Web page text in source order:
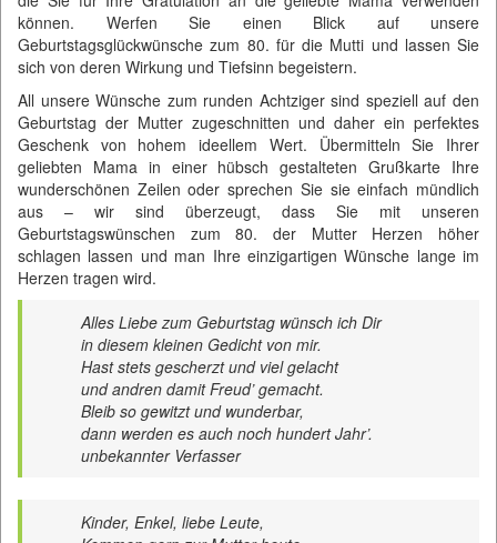
können. Werfen Sie einen Blick auf unsere
Geburtstagsglückwünsche zum 80. für die Mutti und lassen Sie
sich von deren Wirkung und Tiefsinn begeistern.
All unsere Wünsche zum runden Achtziger sind speziell auf den
Geburtstag der Mutter zugeschnitten und daher ein perfektes
Geschenk von hohem ideellem Wert. Übermitteln Sie Ihrer
geliebten Mama in einer hübsch gestalteten Grußkarte Ihre
wunderschönen Zeilen oder sprechen Sie sie einfach mündlich
aus – wir sind überzeugt, dass Sie mit unseren
Geburtstagswünschen zum 80. der Mutter Herzen höher
schlagen lassen und man Ihre einzigartigen Wünsche lange im
Herzen tragen wird.
Alles Liebe zum Geburtstag wünsch ich Dir
in diesem kleinen Gedicht von mir.
Hast stets gescherzt und viel gelacht
und andren damit Freud’ gemacht.
Bleib so gewitzt und wunderbar,
dann werden es auch noch hundert Jahr’.
unbekannter Verfasser
Kinder, Enkel, liebe Leute,